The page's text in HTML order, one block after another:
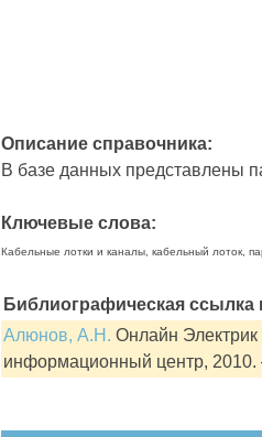
Описание справочника:
В базе данных представлены
Ключевые слова:
Кабельные лотки и каналы, кабельный лоток,
Библиографическая
Алюнов, А.Н. Онлайн
информационный центр, 2010.